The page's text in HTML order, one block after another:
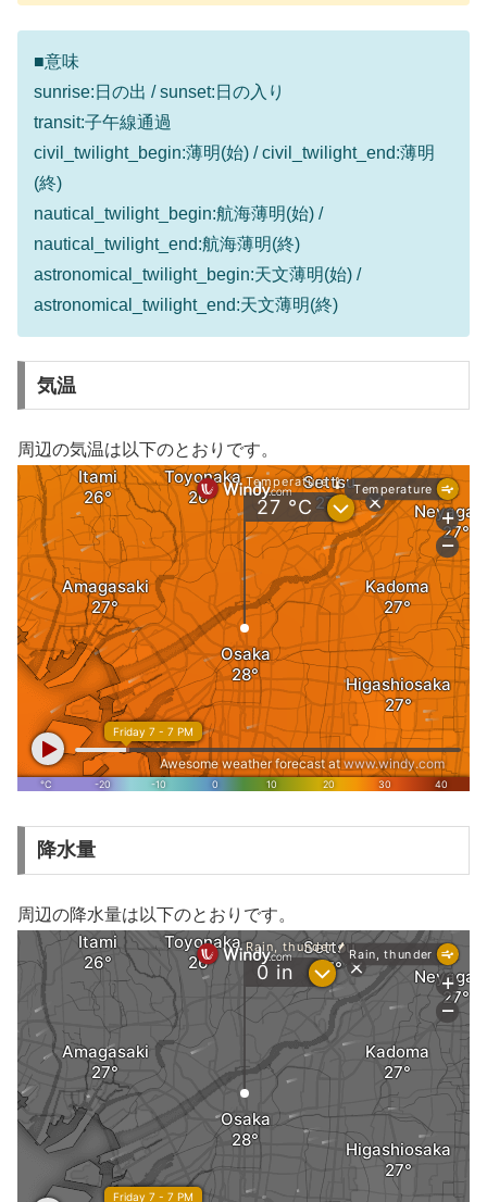
■意味
sunrise:日の出 / sunset:日の入り
transit:子午線通過
civil_twilight_begin:薄明(始) / civil_twilight_end:薄明
(終)
nautical_twilight_begin:航海薄明(始) /
nautical_twilight_end:航海薄明(終)
astronomical_twilight_begin:天文薄明(始) /
astronomical_twilight_end:天文薄明(終)
気温
周辺の気温は以下のとおりです。
降水量
周辺の降水量は以下のとおりです。